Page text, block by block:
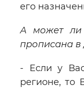
его
А может ли
прописана в
- Если у
регионе, то